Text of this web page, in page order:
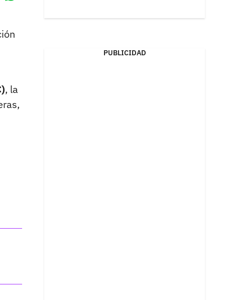
, la
PUBLICIDAD